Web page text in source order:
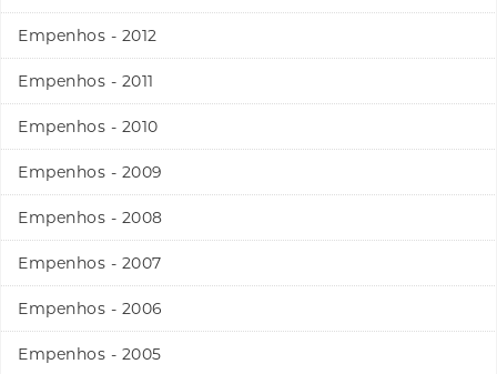
Empenhos - 2012
Empenhos - 2011
Empenhos - 2010
Empenhos - 2009
Empenhos - 2008
Empenhos - 2007
Empenhos - 2006
Empenhos - 2005